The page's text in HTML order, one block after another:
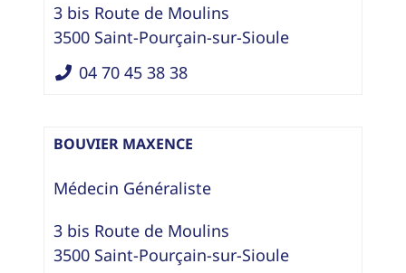
3 bis Route de Moulins
3500 Saint-Pourçain-sur-Sioule
04 70 45 38 38
BOUVIER MAXENCE
Médecin Généraliste
3 bis Route de Moulins
3500 Saint-Pourçain-sur-Sioule